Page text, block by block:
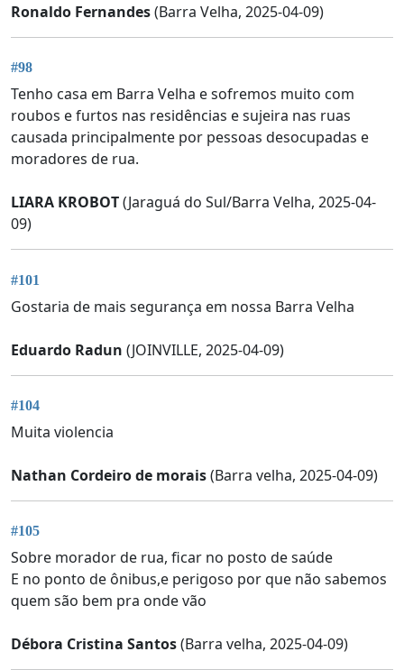
Ronaldo Fernandes(Barra Velha, 2025-04-09)
#98
Tenho casa em Barra Velha e sofremos muito com
roubos e furtos nas residências e sujeira nas ruas
causada principalmente por pessoas desocupadas e
moradores de rua.
LIARA KROBOT(Jaraguá do Sul/Barra Velha, 2025-04-
09)
#101
Gostaria de mais segurança em nossa Barra Velha
Eduardo Radun (JOINVILLE, 2025-04-09)
#104
Muita violencia
Nathan Cordeiro de morais(Barra velha, 2025-04-09)
#105
Sobre morador de rua, ficar no posto de saúde
E no ponto de ônibus,e perigoso por que não sabemos
quem são bem pra onde vão
Débora Cristina Santos(Barra velha, 2025-04-09)